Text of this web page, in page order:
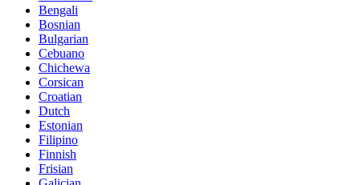
Bengali
Bosnian
Bulgarian
Cebuano
Chichewa
Corsican
Croatian
Dutch
Estonian
Filipino
Finnish
Frisian